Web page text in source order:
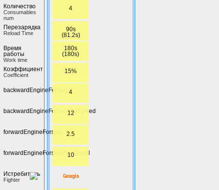
Количество
Сonsumables
num
Перезарядка
Reload Time
Время
работы
Work time
Коэффициент
Coefficient
backwardEngineForsag
backwardEngineForsagMaxSpeed
forwardEngineForsag
forwardEngineForsagMaxSpeed
Истребитель
Fighter
4
90s
(81.2s)
180s
(180s)
15%
4
12
2.5
10
Georgia